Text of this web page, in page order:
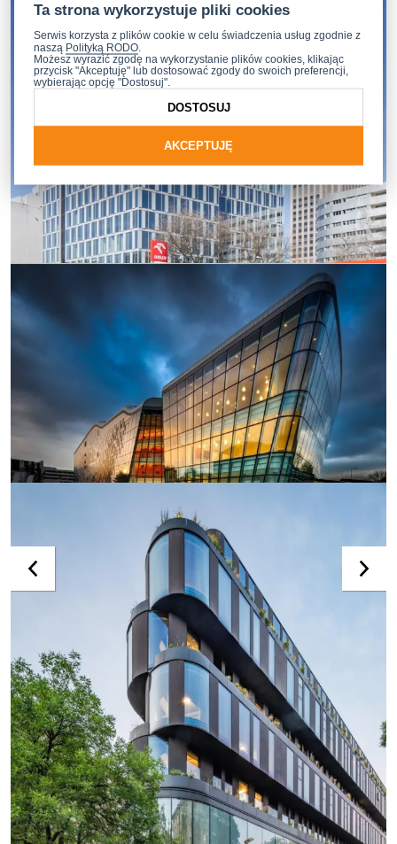
Ta strona wykorzystuje pliki cookies
Serwis korzysta z plików cookie w celu świadczenia usług zgodnie z
naszą Polityką RODO
Możesz wyrazić zgodę na wykorzystanie plików cookies, klikając
przycisk "Akceptuję" lub dostosować zgody do swoich preferencji,
wybierając opcję "Dostosuj".
AKCEPTUJĘ
DOSTOSUJ